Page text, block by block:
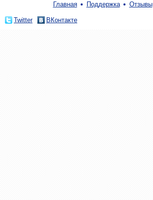
Главная Поддержка Отзывы
Twitter ВКонтакте